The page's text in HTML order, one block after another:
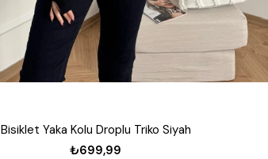
Bisiklet Yaka Kolu Droplu Triko Siyah
₺699,99